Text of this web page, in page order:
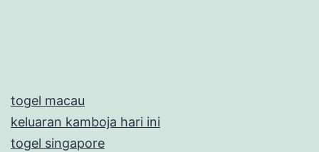
togel macau
keluaran kamboja hari ini
togel singapore